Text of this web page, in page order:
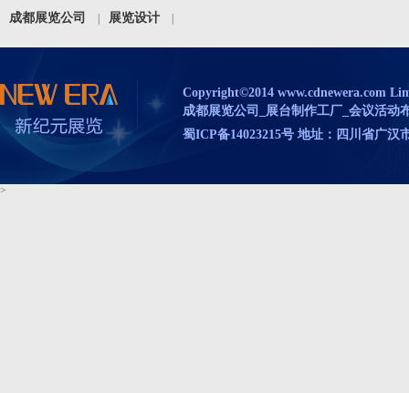
成都展览公司 展览设计
Copyright©2014 www.cdnewera.com
成都展览公司_展台制作工厂_会议活动
蜀ICP备14023215号 地址：四川省广汉
>